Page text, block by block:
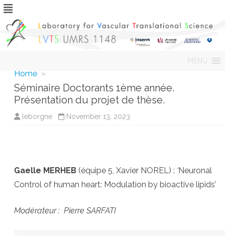
MENU
Home »
Séminaire Doctorants 1ème année.
Présentation du projet de thèse.
leborgne November 13, 2023
Gaelle MERHEB (équipe 5, Xavier NOREL) : ‘Neuronal
Control of human heart: Modulation by bioactive lipids’
Modérateur : Pierre SARFATI